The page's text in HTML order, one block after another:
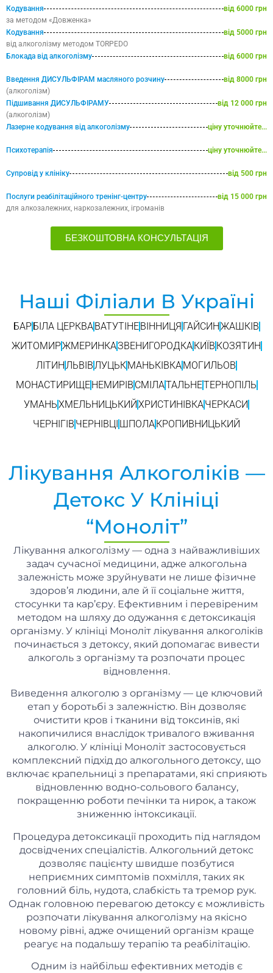
Кодування
від 6000 грн
за методом «Довженка»
Кодування
від 5000 грн
від алкоголізму методом TORPEDO
Блокада від алкоголізму
від 6000 грн
Введення ДИСУЛЬФІРАМ масляного розчину
від 8000 грн
(алкоголізм)
Підшивання ДИСУЛЬФІРАМУ
від 12 000 грн
(алкоголізм)
Лазерне кодування від алкоголізму
ціну уточнюйте...
Психотерапія ціну уточнюйте...
Супровід у клініку від 500 грн
Послуги реабілітаційного тренінг-центру
від 15 000 грн
для алкозалежних, наркозалежних, ігроманів
БЕЗКОШТОВНА КОНСУЛЬТАЦІЯ
Наші Філіали В Україні
БАРБІЛА ЦЕРКВАВАТУТІНЕВІННИЦЯ ГАЙСИНЖАШКІВ
ЖИТОМИРЖМЕРИНКАЗВЕНИГОРОДКАКИЇВ КОЗЯТИН
ЛІТИН ЛЬВІВ ЛУЦЬКМАНЬКІВКАМОГИЛЬОВ
МОНАСТИРИЩЕНЕМИРІВ СМІЛАТАЛЬНЕТЕРНОПІЛЬ
УМАНЬХМЕЛЬНИЦЬКИЙХРИСТИНІВКАЧЕРКАСИ
ЧЕРНІГІВ ЧЕРНІВЦІ ШПОЛАКРОПИВНИЦЬКИЙ
Лікування Алкоголіків —
Детокс У Клініці
“Моноліт”
Лікування алкоголізму — одна з найважливіших
задач сучасної медицини, адже алкогольна
залежність може зруйнувати не лише фізичне
здоров’я людини, але й її соціальне життя,
стосунки та кар’єру. Ефективним і перевіреним
методом на шляху до одужання є детоксикація
організму. У клініці Моноліт лікування алкоголіків
починається з детоксу, який допомагає вивести
алкоголь з організму та розпочати процес
відновлення.
Виведення алкоголю з організму — це ключовий
етап у боротьбі з залежністю. Він дозволяє
очистити кров і тканини від токсинів, які
накопичилися внаслідок тривалого вживання
алкоголю. У клініці Моноліт застосовується
комплексний підхід до алкогольного детоксу, що
включає крапельниці з препаратами, які сприяють
відновленню водно-сольового балансу,
покращенню роботи печінки та нирок, а також
зниженню інтоксикації.
Процедура детоксикації проходить під наглядом
досвідчених спеціалістів. Алкогольний детокс
дозволяє пацієнту швидше позбутися
неприємних симптомів похмілля, таких як
головний біль, нудота, слабкість та тремор рук.
Однак головною перевагою детоксу є можливість
розпочати лікування алкоголізму на якісно
новому рівні, адже очищений організм краще
реагує на подальшу терапію та реабілітацію.
Одним із найбільш ефективних методів є